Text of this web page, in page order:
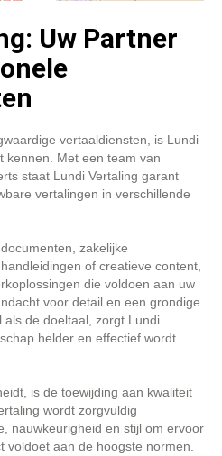
Uw Partner
vertaaldiensten, is Lundi
kennen. Met een team van
staat Lundi Vertaling garant
vertalingen in verschillende
zakelijke
of creatieve content,
die voldoen aan uw
voor detail en een grondige
als de doeltaal, zorgt Lundi
helder en effectief wordt
is de toewijding aan kwaliteit
wordt zorgvuldig
nauwkeurigheid en stijl om ervoor
aan de hoogste normen.